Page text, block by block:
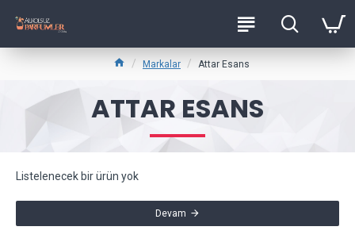
Markalar Attar Esans
ATTAR ESANS
Listelenecek bir ürün yok
Devam